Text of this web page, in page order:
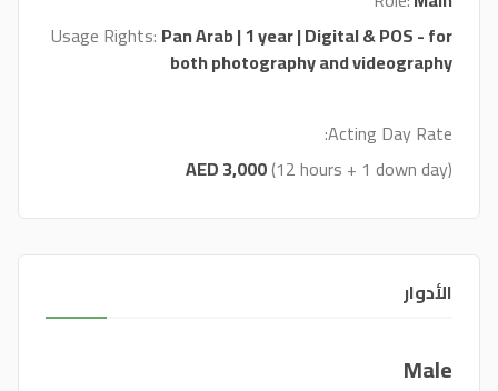
Usage Rights: Pan Arab | 1 year | Digital & POS - for
both photography and videography
Acting Day Rate:
AED 3,000(12 hours + 1 down day)
الأدوار
Male